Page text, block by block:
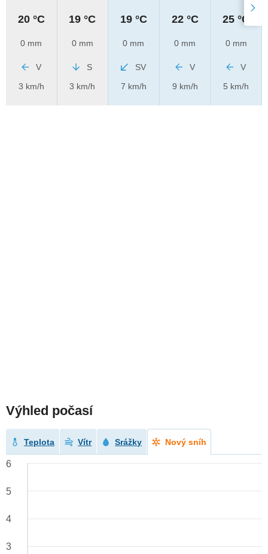
20 °C
0 mm
V
3 km/h
19 °C
0 mm
S
3 km/h
19 °C
0 mm
SV
7 km/h
22 °C
0 mm
V
9 km/h
25 °C
0 mm
V
5 km/h
Výhled počasí
Teplota Vítr Srážky Nový sníh
6
5
4
3